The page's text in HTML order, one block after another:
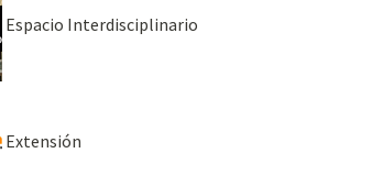
Espacio Interdisciplinario
Extensión